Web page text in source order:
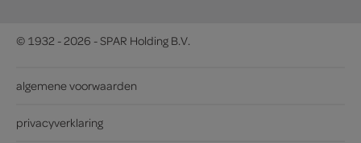
© 1932 - 2026 - SPAR Holding B.V.
algemene voorwaarden
privacyverklaring